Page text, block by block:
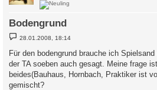
Bodengrund
B
e
t
r
a
g
28.01.2008, 18:14
Für den bodengrund brauche ich
der TA soeben auch gesagt. Meine frage
beides(Bauhaus, Hornbach, Praktiker ist
gemischt?